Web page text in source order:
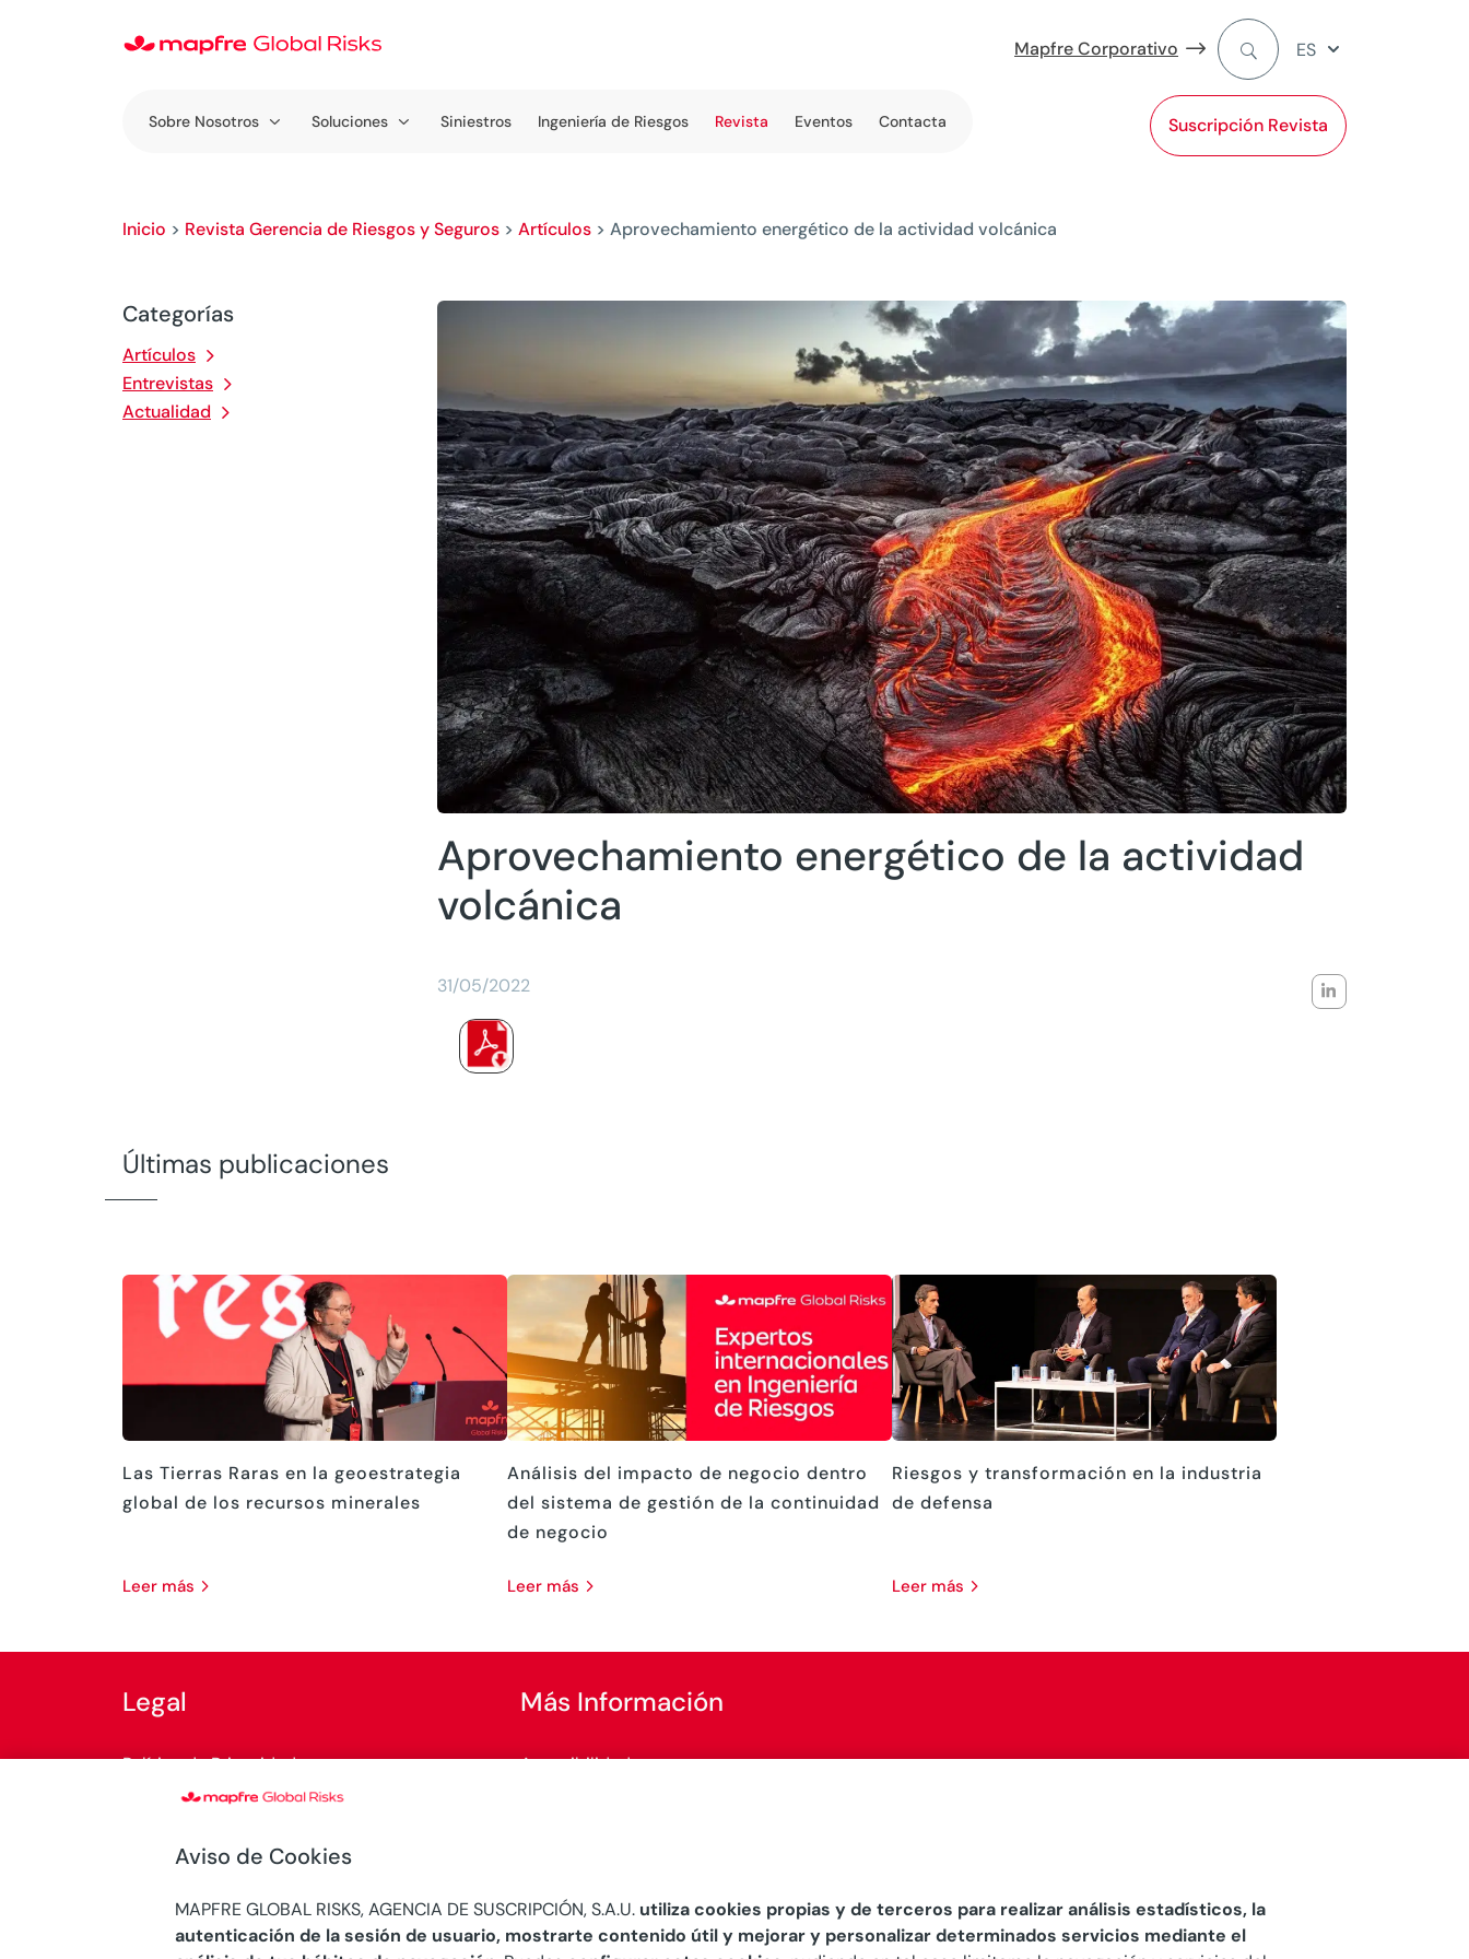
Mapfre Corporativo
Suscripción Revista
ES
Sobre Nosotros Soluciones Siniestros Ingeniería de Riesgos Revista Eventos Contacta
Inicio > Revista Gerencia de Riesgos y Seguros > Artículos > Aprovechamiento energético de la actividad volcánica
Categorías
Artículos
Entrevistas
Actualidad
Aprovechamiento energético de la actividad
volcánica
31/05/2022
Últimas publicaciones
Las Tierras Raras en la geoestrategia
global de los recursos minerales
leer más
Análisis del impacto de negocio dentro
del sistema de gestión de la continuidad
de negocio
leer más
Riesgos y transformación en la industria
de defensa
leer más
Legal
Política de Privacidad
Sistema Interno de Información
Más Información
Accesibilidad
Aviso de Cookies
MAPFRE GLOBAL RISKS, AGENCIA DE SUSCRIPCIÓN, S.A.U. utiliza cookies propias y de terceros para realizar análisis estadísticos, la
autenticación de la sesión de usuario, mostrarte contenido útil y mejorar y personalizar determinados servicios mediante el